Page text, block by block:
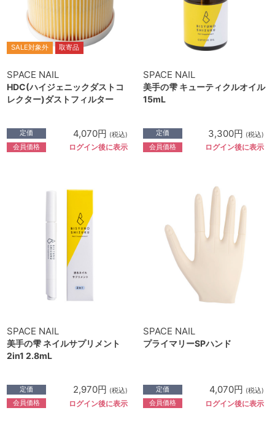
SALE対象外 取寄品
SPACE NAIL
HDC(ハイジェニックダストコ
レクター)ダストフィルター
定価 4,070円 (税込)
会員価格 ログイン後に表示
SPACE NAIL
美手の雫 キューティクルオイル
15mL
定価 3,300円 (税込)
会員価格 ログイン後に表示
SPACE NAIL
美手の雫 ネイルサプリメント
2in1 2.8mL
定価 2,970円 (税込)
会員価格 ログイン後に表示
SPACE NAIL
プライマリーSPハンド
定価 4,070円 (税込)
会員価格 ログイン後に表示